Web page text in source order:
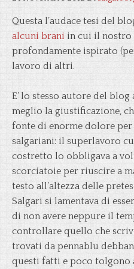
Questa l’audace tesi del
alcuni brani in cui il nostro
profondamente ispirato
lavoro di altri.
E’ lo stesso autore del
meglio la giustificazione,
fonte di enorme dolore
salgariani: il superlavoro
costretto lo obbligava a
scorciatoie per riuscire a
testo all’altezza delle
Salgari si lamentava di
di non avere neppure il
controllare quello che
trovati da pennablu
questi fatti e poco tolgono